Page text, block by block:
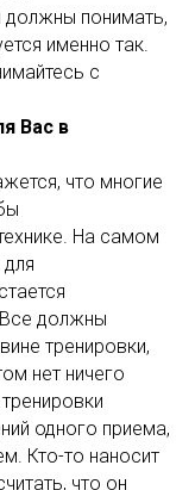
должны понимать,
именно так.
с
Вас в
что многие
На самом
Все должны
тренировки,
нет ничего
одного приема,
Кто-то наносит
что он